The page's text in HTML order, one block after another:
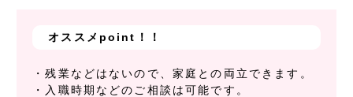
オススメpoint！！
・残業などはないので、家庭との両立できます。
・入職時期などのご相談は可能です。